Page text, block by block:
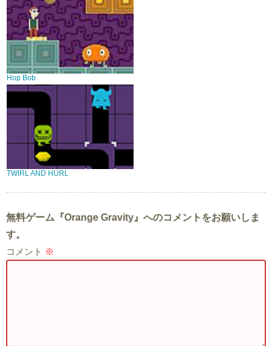
Hop Bob
TWIRL AND HURL
無料ゲーム『Orange Gravity』へのコメントをお願いしま
す。
コメント ※